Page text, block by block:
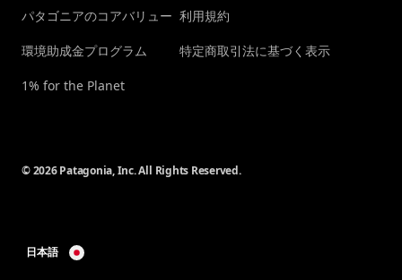
パタゴニアのコアバリュー
環境助成金プログラム
1% for the Planet
利用規約
特定商取引法に基づく表示
© 2026 Patagonia, Inc. All Rights Reserved.
日本語